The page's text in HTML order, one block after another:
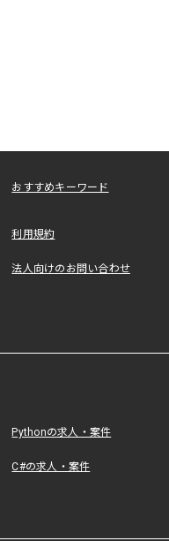
おすすめキーワード
利用規約
法人向けのお問い合わせ
Pythonの求人・案件
C#の求人・案件